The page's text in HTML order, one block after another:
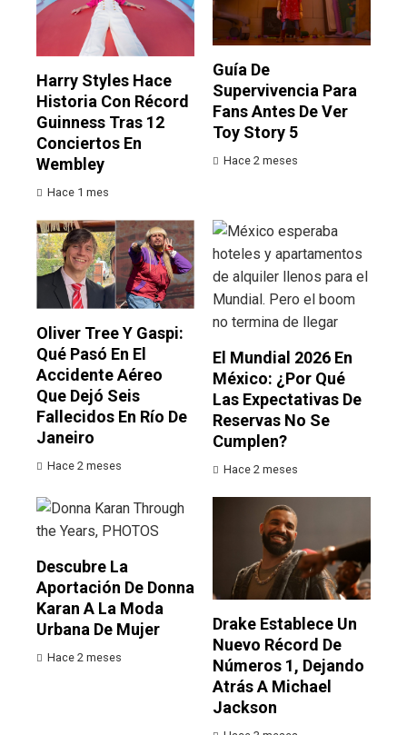
Harry Styles Hace
Historia Con Récord
Guinness Tras 12
Conciertos En
Wembley
Hace 1 mes
Guía De
Supervivencia Para
Fans Antes De Ver
Toy Story 5
Hace 2 meses
Oliver Tree Y Gaspi:
Qué Pasó En El
Accidente Aéreo
Que Dejó Seis
Fallecidos En Río De
Janeiro
Hace 2 meses
El Mundial 2026 En
México: ¿por Qué
Las Expectativas De
Reservas No Se
Cumplen?
Hace 2 meses
Descubre La
Aportación De Donna
Karan A La Moda
Urbana De Mujer
Hace 2 meses
Drake Establece Un
Nuevo Récord De
Números 1, Dejando
Atrás A Michael
Jackson